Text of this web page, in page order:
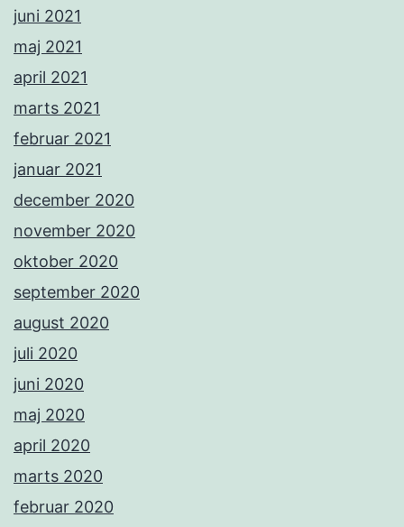
juni 2021
maj 2021
april 2021
marts 2021
februar 2021
januar 2021
december 2020
november 2020
oktober 2020
september 2020
august 2020
juli 2020
juni 2020
maj 2020
april 2020
marts 2020
februar 2020